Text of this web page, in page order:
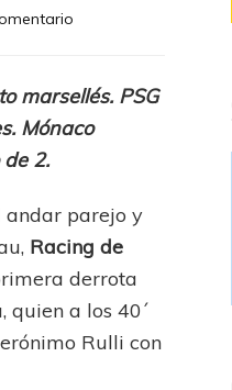
en
cerró
puerta
a
Marsella
marsellés. PSG
Mónaco
2.
andar parejo y
Racing de
derrota
quien a los 40´
Rulli con